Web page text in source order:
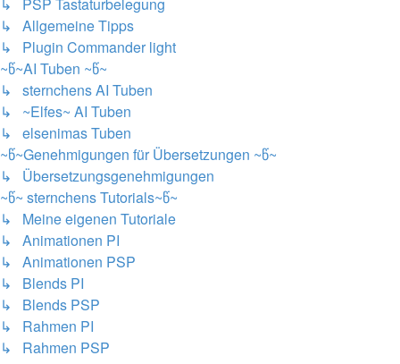
↳ Allgemeine Tipps
↳ Plugin Commander light
~წ~AI Tuben ~წ~
↳ sternchens AI Tuben
↳ ~Elfes~ AI Tuben
↳ elsenimas Tuben
~წ~Genehmigungen für Übersetzungen ~წ~
↳ Übersetzungsgenehmigungen
~წ~ sternchens Tutorials~წ~
↳ Meine eigenen Tutoriale
↳ Animationen PI
↳ Animationen PSP
↳ Blends PI
↳ Blends PSP
↳ Rahmen PI
↳ Rahmen PSP